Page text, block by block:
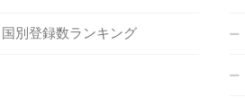
国別登録数ランキング